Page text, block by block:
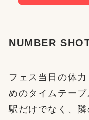
NUMBER
フェス当日の体
めのタイムテーブ
駅だけでなく、